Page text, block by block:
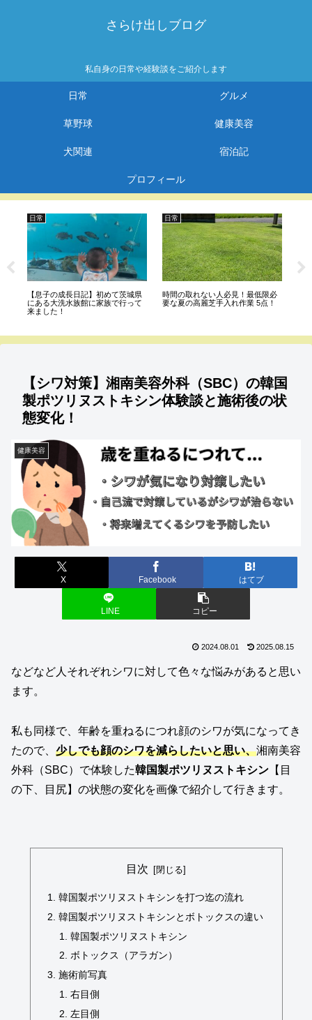
さらけ出しブログ
私自身の日常や経験談をご紹介します
日常 グルメ
草野球 健康美容
犬関連 宿泊記
プロフィール
日常
【息子の成長日記】初めて茨城県
にある大洗水族館に家族で行って
来ました！
日常
時間の取れない人必見！最低限必
要な夏の高麗芝手入れ作業 5点！
【シワ対策】湘南美容外科（SBC）の韓国
製ポツリヌストキシン体験談と施術後の状
態変化！
健康美容
X Facebook はてブ
LINE コピー
2024.08.01 2025.08.15
などなど人それぞれシワに対して色々な悩みがあると思い
ます。
私も同様で、年齢を重ねるにつれ顔のシワが気になってき
たので、 少しでも顔のシワを減らしたいと思い、湘南美容
外科（SBC）で体験した韓国製ポツリヌストキシン 【目
の下、目尻】の状態の変化を画像で紹介して行きます。
目次
韓国製ポツリヌストキシンを打つ迄の流れ
韓国製ポツリヌストキシンとボトックスの違い
韓国製ポツリヌストキシン
ボトックス（アラガン）
施術前写真
右目側
左目側